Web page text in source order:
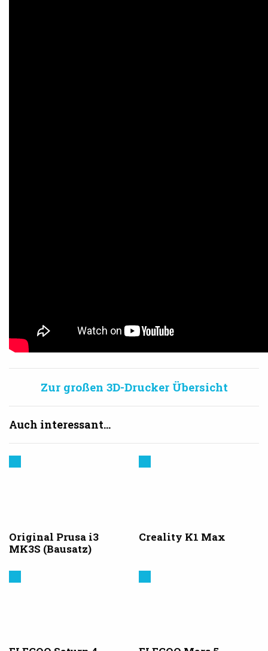
Zur großen 3D-Drucker Übersicht
Auch interessant...
Original Prusa i3
MK3S (Bausatz)
Creality K1 Max